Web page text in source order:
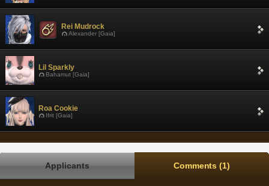
Rei Mudrock
Alexander [Gaia]
Lil Sparkly
Bahamut [Gaia]
Roa Cookie
Ifrit [Gaia]
Applicants Comments (1)